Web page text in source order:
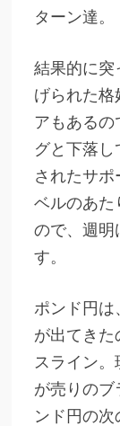
ターン達。
結果的に突
げられた
アもある
グと下落
されたサ
ベルのあた
ので、週明
す。
ポンド円は
が出てきた
スライン
が売りのブ
ンド円の